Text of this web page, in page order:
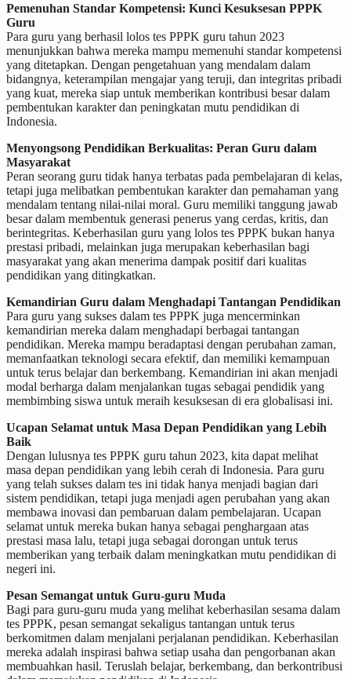
Pemenuhan Standar Kompetensi: Kunci Kesuksesan PPPK
Guru
Para guru yang berhasil lolos tes PPPK guru tahun 2023
menunjukkan bahwa mereka mampu memenuhi standar kompetensi
yang ditetapkan. Dengan pengetahuan yang mendalam dalam
bidangnya, keterampilan mengajar yang teruji, dan integritas pribadi
yang kuat, mereka siap untuk memberikan kontribusi besar dalam
pembentukan karakter dan peningkatan mutu pendidikan di
Indonesia.
Menyongsong Pendidikan Berkualitas: Peran Guru dalam
Masyarakat
Peran seorang guru tidak hanya terbatas pada pembelajaran di kelas,
tetapi juga melibatkan pembentukan karakter dan pemahaman yang
mendalam tentang nilai-nilai moral. Guru memiliki tanggung jawab
besar dalam membentuk generasi penerus yang cerdas, kritis, dan
berintegritas. Keberhasilan guru yang lolos tes PPPK bukan hanya
prestasi pribadi, melainkan juga merupakan keberhasilan bagi
masyarakat yang akan menerima dampak positif dari kualitas
pendidikan yang ditingkatkan.
Kemandirian Guru dalam Menghadapi Tantangan Pendidikan
Para guru yang sukses dalam tes PPPK juga mencerminkan
kemandirian mereka dalam menghadapi berbagai tantangan
pendidikan. Mereka mampu beradaptasi dengan perubahan zaman,
memanfaatkan teknologi secara efektif, dan memiliki kemampuan
untuk terus belajar dan berkembang. Kemandirian ini akan menjadi
modal berharga dalam menjalankan tugas sebagai pendidik yang
membimbing siswa untuk meraih kesuksesan di era globalisasi ini.
Ucapan Selamat untuk Masa Depan Pendidikan yang Lebih
Baik
Dengan lulusnya tes PPPK guru tahun 2023, kita dapat melihat
masa depan pendidikan yang lebih cerah di Indonesia. Para guru
yang telah sukses dalam tes ini tidak hanya menjadi bagian dari
sistem pendidikan, tetapi juga menjadi agen perubahan yang akan
membawa inovasi dan pembaruan dalam pembelajaran. Ucapan
selamat untuk mereka bukan hanya sebagai penghargaan atas
prestasi masa lalu, tetapi juga sebagai dorongan untuk terus
memberikan yang terbaik dalam meningkatkan mutu pendidikan di
negeri ini.
Pesan Semangat untuk Guru-guru Muda
Bagi para guru-guru muda yang melihat keberhasilan sesama dalam
tes PPPK, pesan semangat sekaligus tantangan untuk terus
berkomitmen dalam menjalani perjalanan pendidikan. Keberhasilan
mereka adalah inspirasi bahwa setiap usaha dan pengorbanan akan
membuahkan hasil. Teruslah belajar, berkembang, dan berkontribusi